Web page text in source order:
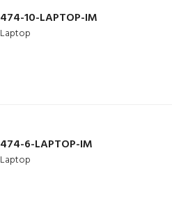
474-10-LAPTOP-IM
Laptop
474-6-LAPTOP-IM
Laptop